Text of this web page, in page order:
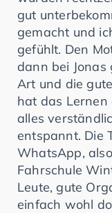
gut
gemacht und
gefühlt. Den
dann bei Jonas
Art und die
hat das Lernen
alles
entspannt. Die
WhatsApp,
Fahrschule
Leute, gute
einfach wohl